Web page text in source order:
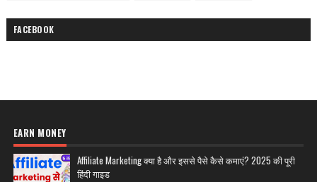
FACEBOOK
EARN MONEY
Affiliate Marketing क्या है और इससे पैसे कैसे कमाएं? 2025 की पूरी
हिंदी गाइड